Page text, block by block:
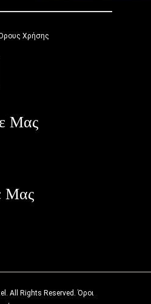
Χρήσης
Μας
Μας
All Rights Reserved. Όροι